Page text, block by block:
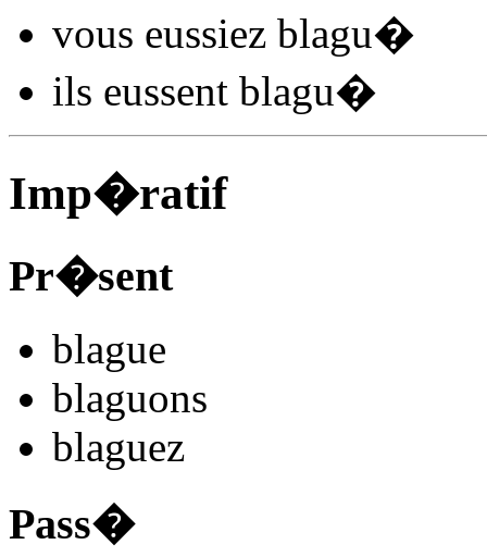
vous eussiez blagu�
ils eussent blagu�
Imp�ratif
Pr�sent
blague
blaguons
blaguez
Pass�